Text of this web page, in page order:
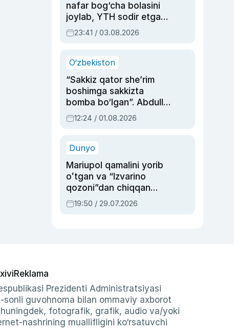
nafar bog‘cha bolasini
joylab, YTH sodir etgan
ayolga sud hukmi o‘qildi
23:41 / 03.08.2026
O‘zbekiston
“Sakkiz qator she’rim
boshimga sakkizta
bomba bo‘lgan”. Abdulla
Oripovni siyosiy
ayblovlardan asrab
12:24 / 01.08.2026
Dunyo
Mariupol qamalini yorib
oʻtgan va “Izvarino
qozoni”dan chiqqan
qahramon — Ukraina
armiyasi bosh
19:50 / 29.07.2026
Reklama
Prezidenti Administratsiyasi
guvohnoma bilan ommaviy axborot
fotografik, grafik, audio va/yoki
nashrining muallifligini ko‘rsatuvchi